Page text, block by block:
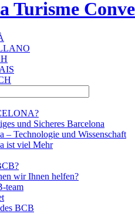
und Sicheres Barcelona
– Technologie und Wissenschaft
ist viel Mehr
wir Ihnen helfen?
team
BCB